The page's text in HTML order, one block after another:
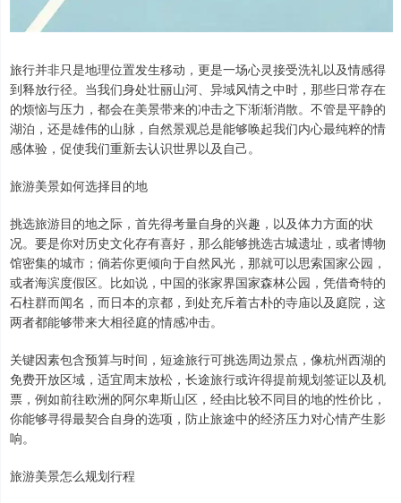
旅行并非只是地理位置发生移动，更是一场心灵接受洗礼以及情感得
到释放行径。当我们身处壮丽山河、异域风情之中时，那些日常存在
的烦恼与压力，都会在美景带来的冲击之下渐渐消散。不管是平静的
湖泊，还是雄伟的山脉，自然景观总是能够唤起我们内心最纯粹的情
感体验，促使我们重新去认识世界以及自己。
旅游美景如何选择目的地
挑选旅游目的地之际，首先得考量自身的兴趣，以及体力方面的状
况。要是你对历史文化存有喜好，那么能够挑选古城遗址，或者博物
馆密集的城市；倘若你更倾向于自然风光，那就可以思索国家公园，
或者海滨度假区。比如说，中国的张家界国家森林公园，凭借奇特的
石柱群而闻名，而日本的京都，到处充斥着古朴的寺庙以及庭院，这
两者都能够带来大相径庭的情感冲击。
关键因素包含预算与时间，短途旅行可挑选周边景点，像杭州西湖的
免费开放区域，适宜周末放松，长途旅行或许得提前规划签证以及机
票，例如前往欧洲的阿尔卑斯山区，经由比较不同目的地的性价比，
你能够寻得最契合自身的选项，防止旅途中的经济压力对心情产生影
响。
旅游美景怎么规划行程